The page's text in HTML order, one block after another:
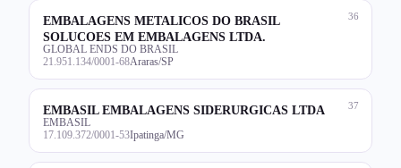
36
EMBALAGENS METALICOS DO BRASIL
SOLUCOES EM EMBALAGENS LTDA.
GLOBAL ENDS DO BRASIL
21.951.134/0001-68Araras/SP
37
EMBASIL EMBALAGENS SIDERURGICAS LTDA
EMBASIL
17.109.372/0001-53Ipatinga/MG